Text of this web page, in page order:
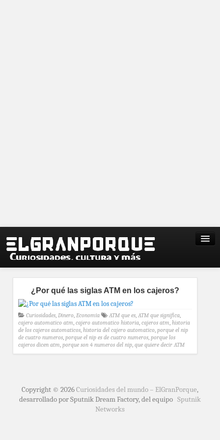
¿Por qué las siglas ATM en los cajeros?
Curiosidades, Dinero, Economía ATM que es, ATM que significa,
cajero automatico atm, cajero automatico historia, cajeros atm, historia
de los cajeros automaticos, historia del cajero automatico, porque el nip
de cuatro numeros, porque el nip es de cuatro numeros, porque los
cajeros dicen atm, porque son 4 numeros del nip, que quiere decir ATM
Copyright © 2026Curiosidades del mundo – ElGranPorque,
desarrollado por Sputnik Dream Factory, del equipo Sputnik
Networks